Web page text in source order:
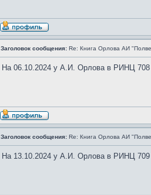
Заголовок сообщения: Re: Книга Орлова АИ
На 06.10.2024 у А.И. Орлова в РИНЦ 708
Заголовок сообщения: Re: Книга Орлова АИ
На 13.10.2024 у А.И. Орлова в РИНЦ 709